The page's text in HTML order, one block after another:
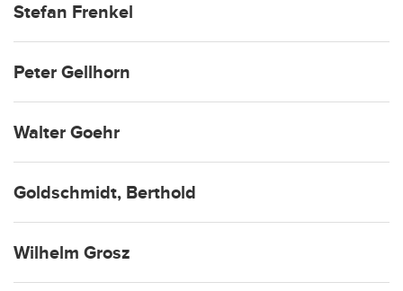
Stefan Frenkel
Peter Gellhorn
Walter Goehr
Goldschmidt, Berthold
Wilhelm Grosz